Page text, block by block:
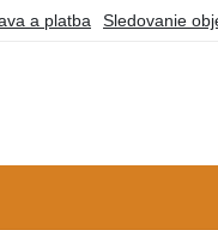
a platba Sledovanie